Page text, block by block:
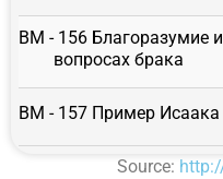
ВМ - 156 Благоразумие
вопросах брака
ВМ - 157 Пример Исаака
Source: